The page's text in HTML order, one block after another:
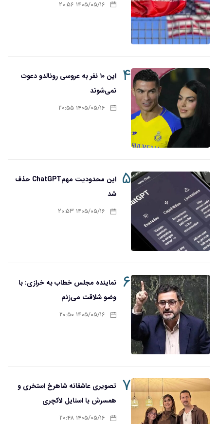
۱۴۰۵/۰۵/۱۶ ۲۰:۵۶
۴
این ۱۰ نفر به عروسی رونالدو دعوت
نمی‌شوند
۱۴۰۵/۰۵/۱۶ ۲۰:۵۵
۵
این محدودیت مهمChatGPT حذف
شد
۱۴۰۵/۰۵/۱۶ ۲۰:۵۳
۶
نماینده مجلس خطاب به خرازی: با
وضو شلاقت می‌زنم
۱۴۰۵/۰۵/۱۶ ۲۰:۵۰
۷ تصویری عاشقانه شاهرخ استخری و
همسرش با استایل لاکچری
۱۴۰۵/۰۵/۱۶ ۲۰:۴۸